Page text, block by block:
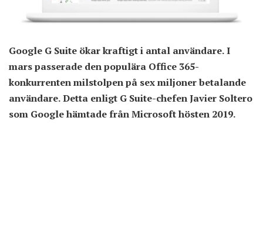
Google G Suite ökar kraftigt i antal användare. I
mars passerade den populära Office 365-
konkurrenten milstolpen på sex miljoner betalande
användare. Detta enligt G Suite-chefen Javier Soltero
som Google hämtade från Microsoft hösten 2019.